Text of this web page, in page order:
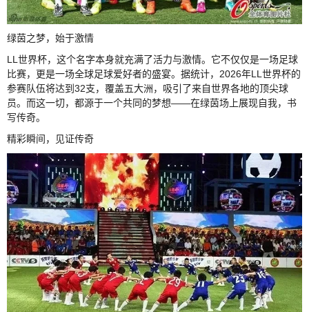
绿茵之梦，始于激情
LL世界杯，这个名字本身就充满了活力与激情。它不仅仅是一场足球
比赛，更是一场全球足球爱好者的盛宴。据统计，2026年LL世界杯的
参赛队伍将达到32支，覆盖五大洲，吸引了来自世界各地的顶尖球
员。而这一切，都源于一个共同的梦想——在绿茵场上展现自我，书
写传奇。
精彩瞬间，见证传奇